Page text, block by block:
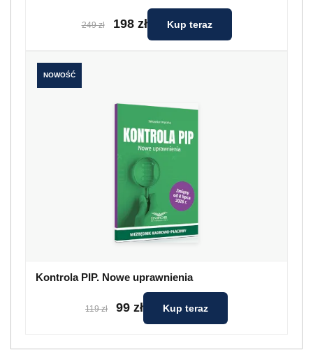
249 zł 198 zł Kup teraz
NOWOŚĆ
Kontrola PIP. Nowe uprawnienia
119 zł 99 zł Kup teraz